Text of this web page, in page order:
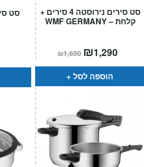
סט סירים נירוסטה 4 סירים +
קלחת – WMF GERMANY
₪1,690 המחיר
המקורי
היה:
₪1,690.
₪1,290
הוא:
הוספה לסל